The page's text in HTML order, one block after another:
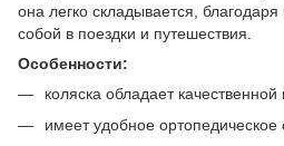
она легко складывается,
собой в поездки и путешествия.
Особенности:
коляска обладает
имеет удобное ортопедическое